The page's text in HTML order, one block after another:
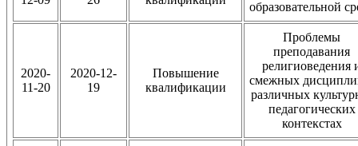
образовательной
2020-
11-20
2020-12-
19
Повышение
квалификации
Проблемы
преподавания
религиоведения
смежных
различных
педагогических
контекстах